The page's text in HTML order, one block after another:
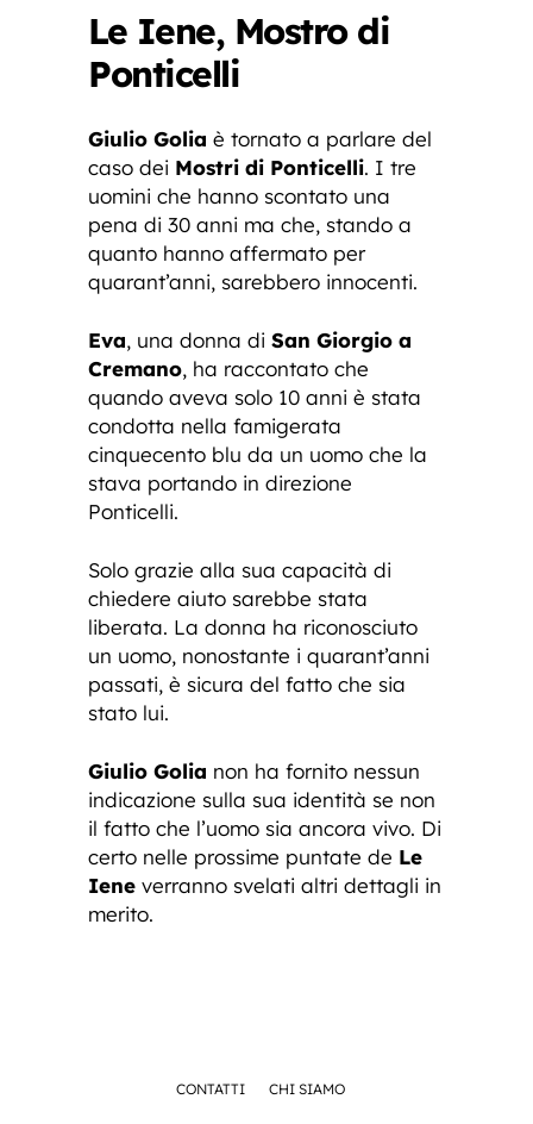
Le Iene, Mostro di
Ponticelli
Giulio Golia è tornato a parlare del
caso dei Mostri di Ponticelli. I tre
uomini che hanno scontato una
pena di 30 anni ma che, stando a
quanto hanno affermato per
quarant’anni, sarebbero innocenti.
Eva, una donna di San Giorgio a
Cremano, ha raccontato che
quando aveva solo 10 anni è stata
condotta nella famigerata
cinquecento blu da un uomo che la
stava portando in direzione
Ponticelli.
Solo grazie alla sua capacità di
chiedere aiuto sarebbe stata
liberata. La donna ha riconosciuto
un uomo, nonostante i quarant’anni
passati, è sicura del fatto che sia
stato lui.
Giulio Golia non ha fornito nessun
indicazione sulla sua identità se non
il fatto che l’uomo sia ancora vivo. Di
certo nelle prossime puntate de Le
Iene verranno svelati altri dettagli in
merito.
CONTATTI CHI SIAMO